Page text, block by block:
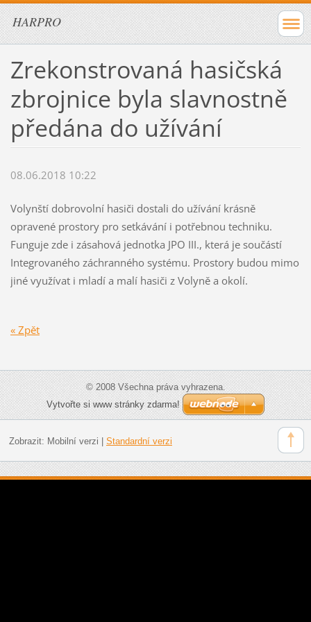
HARPRO
Zrekonstrovaná hasičská
zbrojnice byla slavnostně
předána do užívání
08.06.2018 10:22
Volynští dobrovolní hasiči dostali do užívání krásně
opravené prostory pro setkávání i potřebnou techniku.
Funguje zde i zásahová jednotka JPO III., která je součástí
Integrovaného záchranného systému. Prostory budou mimo
jiné využívat i mladí a malí hasiči z Volyně a okolí.
« Zpět
© 2008 Všechna práva vyhrazena.
Vytvořte si www stránky zdarma!
Zobrazit: Mobilní verzi | Standardní verzi